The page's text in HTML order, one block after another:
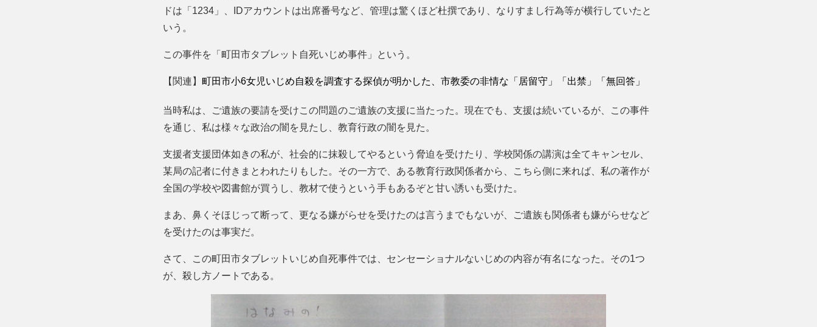
ドは「1234」、IDアカウントは出席番号など、管理は驚くほど杜撰であり、なりすまし行為等が横行していたと
いう。
この事件を「町田市タブレット自死いじめ事件」という。
【関連】 町田市小6女児いじめ自殺を調査する探偵が明かした、市教委の非情な「居留守」「出禁」「無回答」
当時私は、ご遺族の要請を受けこの問題のご遺族の支援に当たった。現在でも、支援は続いているが、この事件
を通じ、私は様々な政治の闇を見たし、教育行政の闇を見た。
支援者支援団体如きの私が、社会的に抹殺してやるという脅迫を受けたり、学校関係の講演は全てキャンセル、
某局の記者に付きまとわれたりもした。その一方で、ある教育行政関係者から、こちら側に来れば、私の著作が
全国の学校や図書館が買うし、教材で使うという手もあるぞと甘い誘いも受けた。
まあ、鼻くそほじって断って、更なる嫌がらせを受けたのは言うまでもないが、ご遺族も関係者も嫌がらせなど
を受けたのは事実だ。
さて、この町田市タブレットいじめ自死事件では、センセーショナルないじめの内容が有名になった。その1つ
が、殺し方ノートである。